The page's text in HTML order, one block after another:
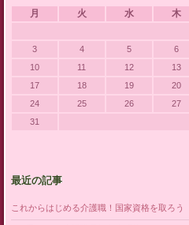
月 火 水 木
3
4 5 6
10
11 12 13
17
18 19 20
24
25 26 27
31
最近の記事
これからはじめる介護職！国家資格を取ろう